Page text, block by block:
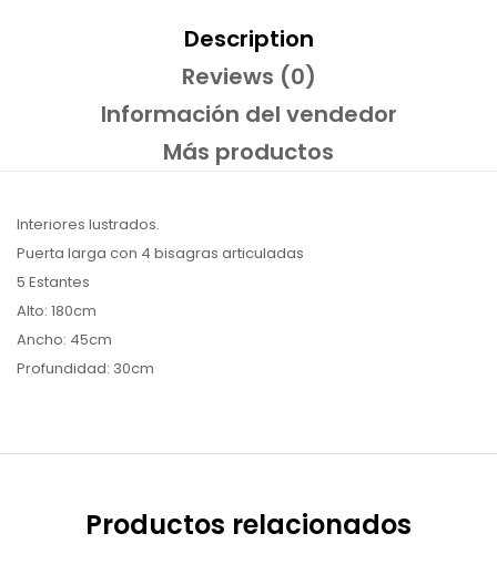
Description
Reviews (0)
Información del vendedor
Más productos
Interiores lustrados.
Puerta larga con 4 bisagras articuladas
5 Estantes
Alto: 180cm
Ancho: 45cm
Profundidad: 30cm
Productos relacionados